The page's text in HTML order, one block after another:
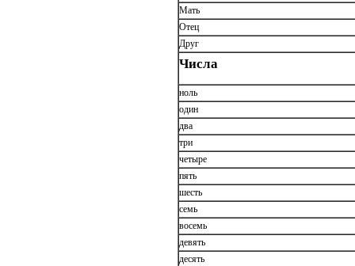
Мать
Отец
Друг
Числа
ноль
один
два
три
четыре
пять
шесть
семь
восемь
девять
десять